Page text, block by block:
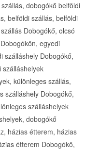
dobogókő belföldi
belföldi szállás, belföldi
Dobogókő, olcsó
egyedi
szálláshely Dobogókő,
szálláshelyek
különleges szállás,
szálláshely Dobogókő,
szálláshelyek
dobogókő
házias étterem, házias
étterem Dobogókő,